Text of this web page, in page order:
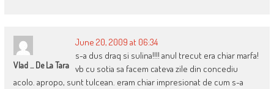
Vlad ... De La Tara
June 20, 2009 at 06:34
s-a dus draq si sulina!!!! anul trecut era chiar marfa!
vb cu sotia sa facem cateva zile din concediu
acolo. apropo, sunt tulcean. eram chiar impresionat de cum s-a